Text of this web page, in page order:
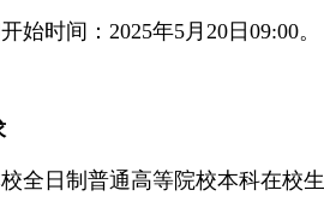
始时间：2025年5月20 日09:00。
全日制普通高等院校本科在校生